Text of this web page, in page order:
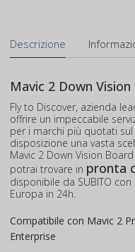
Descrizione
Mavic 2 Down
Fly to Discover, azienda
offrire un impeccabile
per i marchi più quotati
disposizione una vasta
Mavic 2 Down Vision
potrai trovare in pronta
disponibile da SUBITO
Europa in 24h.
Compatibile con Mavic 2
Enterprise